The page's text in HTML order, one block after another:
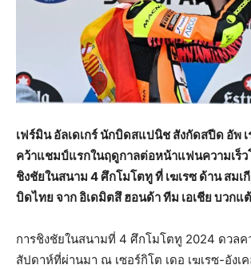
เฟร์มิน อัลเดเกร์ นักบิดสแปนิช สังกัดสปีด อัพ
คว้าแชมป์แรกในฤดูกาลต่อหน้าแฟนความเร็ว
ชิงชัยในสนาม 4 ศึกโมโตทู ที่ เฆเรซ ด้าน สมเ
บิดไทย จาก อิเดมิตสึ ฮอนด้า ทีม เอเชีย บวกแ
การชิงชัยในสนามที่ 4 ศึกโมโตทู 2024 ดวลค
สัปดาห์ที่ผ่านมา ณ เซอร์กิโต เดอ เฆเรซ-อังเ